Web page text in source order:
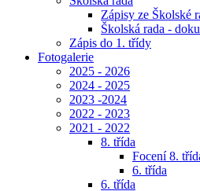
Zápisy ze Školské
Školská rada -
Zápis do 1. třídy
Fotogalerie
2025 - 2026
2024 - 2025
2023 -2024
2022 - 2023
2021 - 2022
8. třída
Focení 8.
6. třída
6. třída